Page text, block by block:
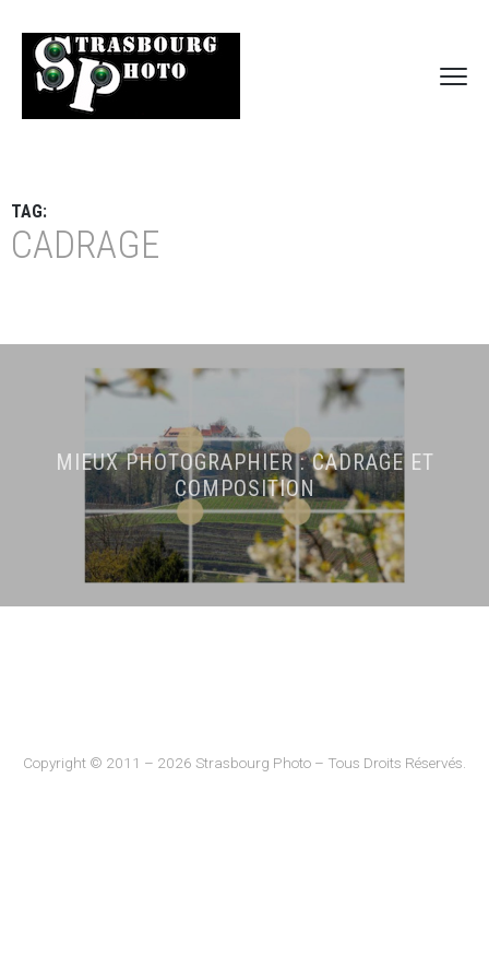
TAG:
CADRAGE
MIEUX PHOTOGRAPHIER : CADRAGE ET
COMPOSITION
Copyright © 2011 – 2026 Strasbourg Photo – Tous Droits Réservés.